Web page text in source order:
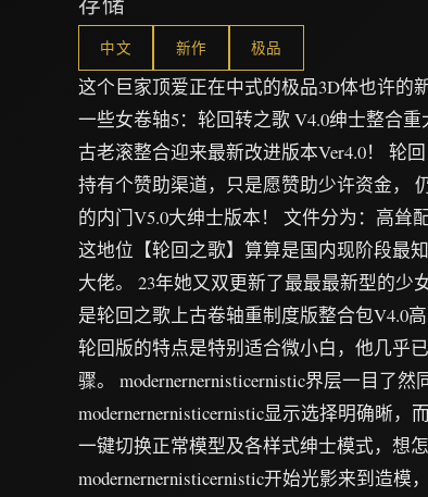
中文 新作 极品
这个巨家顶爱正在中式的极品3D体也许的
一些女卷轴5：轮回转之歌 V4.0绅士整合
古老滚整合迎来最新改进版本Ver4.0！ 轮
持有个赞助渠道，只是愿赞助少许资金，
的内门V5.0大绅士版本！ 文件分为：高耸
这地位【轮回之歌】算算是国内现阶段最
大佬。 23年她又双更新了最最最新型的少
是轮回之歌上古卷轴重制度版整合包V4.0
轮回版的特点是特别适合微小白，他几乎
骤。 modernernernisticernistic界层一目了
modernernernisticernistic显示选择明确晰
一键切换正常模型及各样式绅士模式，想
modernernernisticernistic开始光影来到造